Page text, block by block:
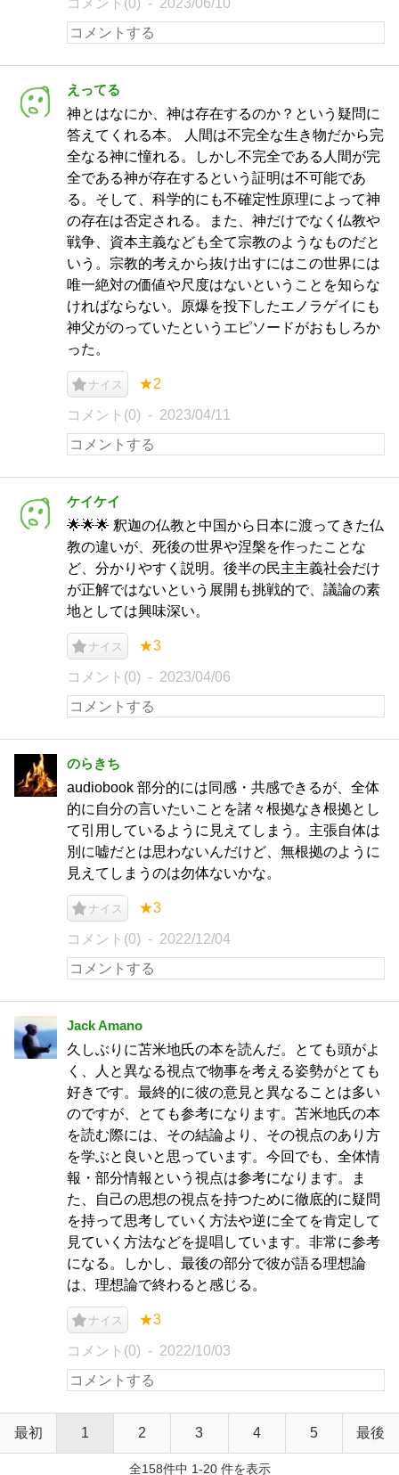
コメント(0) 2023/06/10
えってる
神とはなにか、神は存在するのか？という疑問に
答えてくれる本。 人間は不完全な生き物だから完
全なる神に憧れる。しかし不完全である人間が完
全である神が存在するという証明は不可能であ
る。そして、科学的にも不確定性原理によって神
の存在は否定される。また、神だけでなく仏教や
戦争、資本主義なども全て宗教のようなものだと
いう。宗教的考えから抜け出すにはこの世界には
唯一絶対の価値や尺度はないということを知らな
ければならない。原爆を投下したエノラゲイにも
神父がのっていたというエピソードがおもしろか
った。
ナイス ★2
コメント(0) 2023/04/11
ケイケイ
🌟🌟🌟 釈迦の仏教と中国から日本に渡ってきた仏
教の違いが、死後の世界や涅槃を作ったことな
ど、分かりやすく説明。後半の民主主義社会だけ
が正解ではないという展開も挑戦的で、議論の素
地としては興味深い。
ナイス ★3
コメント(0) 2023/04/06
のらきち
audiobook 部分的には同感・共感できるが、全体
的に自分の言いたいことを諸々根拠なき根拠とし
て引用しているように見えてしまう。主張自体は
別に嘘だとは思わないんだけど、無根拠のように
見えてしまうのは勿体ないかな。
ナイス ★3
コメント(0) 2022/12/04
Jack Amano
久しぶりに苫米地氏の本を読んだ。とても頭がよ
く、人と異なる視点で物事を考える姿勢がとても
好きです。最終的に彼の意見と異なることは多い
のですが、とても参考になります。苫米地氏の本
を読む際には、その結論より、その視点のあり方
を学ぶと良いと思っています。今回でも、全体情
報・部分情報という視点は参考になります。ま
た、自己の思想の視点を持つために徹底的に疑問
を持って思考していく方法や逆に全てを肯定して
見ていく方法などを提唱しています。非常に参考
になる。しかし、最後の部分で彼が語る理想論
は、理想論で終わると感じる。
ナイス ★3
コメント(0) 2022/10/03
最初 1 2 3 4 5 最後
全158件中 1-20 件を表示